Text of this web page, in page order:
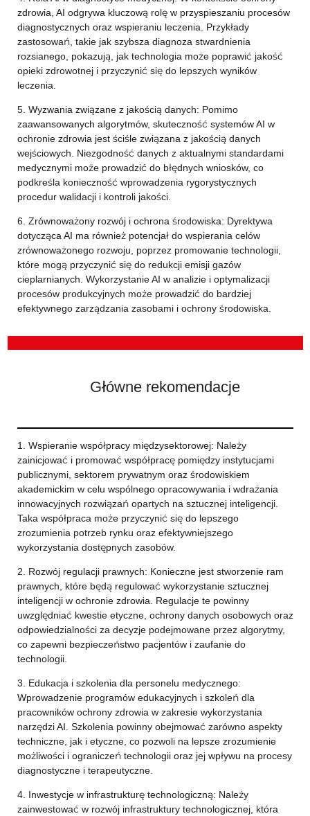
zdrowia, AI odgrywa kluczową rolę w przyspieszaniu procesów
diagnostycznych oraz wspieraniu leczenia. Przykłady
zastosowań, takie jak szybsza diagnoza stwardnienia
rozsianego, pokazują, jak technologia może poprawić jakość
opieki zdrowotnej i przyczynić się do lepszych wyników
leczenia.
5. Wyzwania związane z jakością danych: Pomimo
zaawansowanych algorytmów, skuteczność systemów AI w
ochronie zdrowia jest ściśle związana z jakością danych
wejściowych. Niezgodność danych z aktualnymi standardami
medycznymi może prowadzić do błędnych wniosków, co
podkreśla konieczność wprowadzenia rygorystycznych
procedur walidacji i kontroli jakości.
6. Zrównoważony rozwój i ochrona środowiska: Dyrektywa
dotycząca AI ma również potencjał do wspierania celów
zrównoważonego rozwoju, poprzez promowanie technologii,
które mogą przyczynić się do redukcji emisji gazów
cieplarnianych. Wykorzystanie AI w analizie i optymalizacji
procesów produkcyjnych może prowadzić do bardziej
efektywnego zarządzania zasobami i ochrony środowiska.
Główne rekomendacje
1. Wspieranie współpracy międzysektorowej: Należy
zainicjować i promować współpracę pomiędzy instytucjami
publicznymi, sektorem prywatnym oraz środowiskiem
akademickim w celu wspólnego opracowywania i wdrażania
innowacyjnych rozwiązań opartych na sztucznej inteligencji.
Taka współpraca może przyczynić się do lepszego
zrozumienia potrzeb rynku oraz efektywniejszego
wykorzystania dostępnych zasobów.
2. Rozwój regulacji prawnych: Konieczne jest stworzenie ram
prawnych, które będą regulować wykorzystanie sztucznej
inteligencji w ochronie zdrowia. Regulacje te powinny
uwzględniać kwestie etyczne, ochrony danych osobowych oraz
odpowiedzialności za decyzje podejmowane przez algorytmy,
co zapewni bezpieczeństwo pacjentów i zaufanie do
technologii.
3. Edukacja i szkolenia dla personelu medycznego:
Wprowadzenie programów edukacyjnych i szkoleń dla
pracowników ochrony zdrowia w zakresie wykorzystania
narzędzi AI. Szkolenia powinny obejmować zarówno aspekty
techniczne, jak i etyczne, co pozwoli na lepsze zrozumienie
możliwości i ograniczeń technologii oraz jej wpływu na procesy
diagnostyczne i terapeutyczne.
4. Inwestycje w infrastrukturę technologiczną: Należy
zainwestować w rozwój infrastruktury technologicznej, która